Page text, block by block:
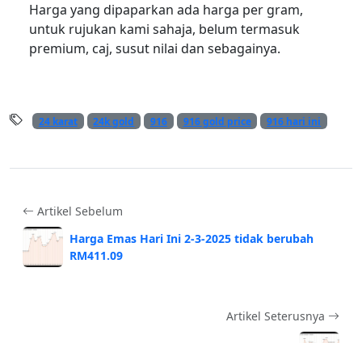
Harga yang dipaparkan ada harga per gram,
untuk rujukan kami sahaja, belum termasuk
premium, caj, susut nilai dan sebagainya.
24 karat 24k gold 916 916 gold price 916 hari ini
Artikel Sebelum
Harga Emas Hari Ini 2-3-2025 tidak berubah
RM411.09
Artikel Seterusnya